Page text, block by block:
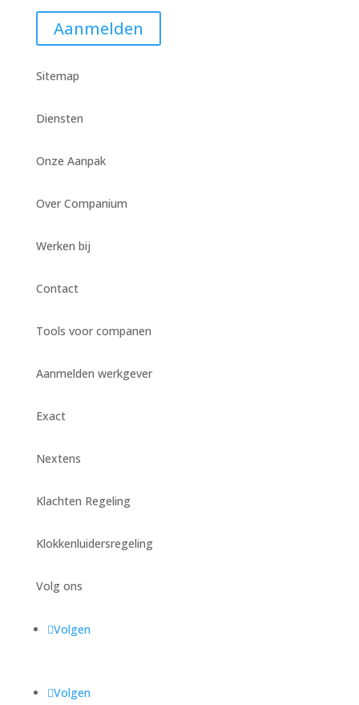
Aanmelden
Sitemap
Diensten
Onze Aanpak
Over Companium
Werken bij
Contact
Tools voor companen
Aanmelden werkgever
Exact
Nextens
Klachten Regeling
Klokkenluidersregeling
Volg ons
Volgen
Volgen